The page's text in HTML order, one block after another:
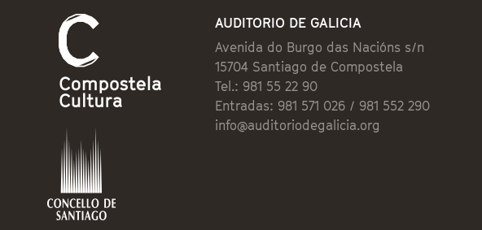
AUDITORIO DE GALICIA
Avenida do Burgo das Nacións s/n
15704 Santiago de Compostela
Tel.: 981 55 22 90
Entradas: 981 571 026 / 981 552 290
info@auditoriodegalicia.org